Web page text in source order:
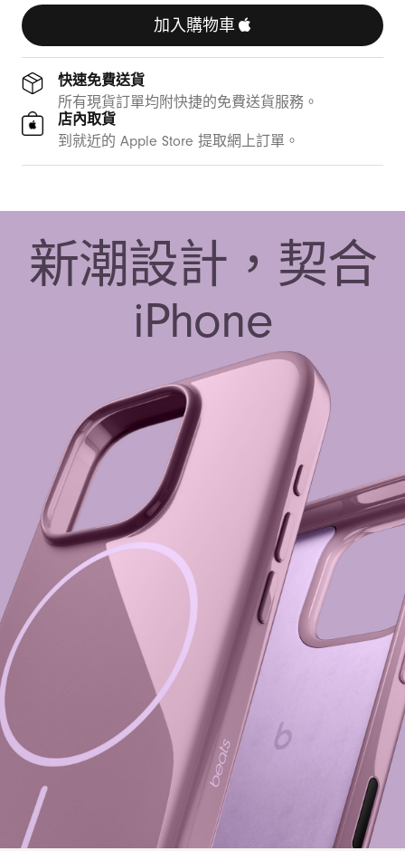
色
加入購物車
快速免費送貨
所有現貨訂單均附快捷的免費送貨服務。
店內取貨
到就近的 Apple Store 提取網上訂單。
新潮設計，契合
iPhone